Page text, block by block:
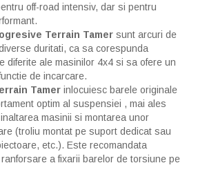
off-road intensiv, dar si pentru
Terrain Tamer sunt arcuri de
duritati, ca sa corespunda
diferite ale masinilor 4x4 si sa ofere un
de incarcare.
Tamer inlocuiesc barele originale
optim al suspensiei , mai ales
masinii si montarea unor
(troliu montat pe suport dedicat sau
etc.). Este recomandata
a fixarii barelor de torsiune pe